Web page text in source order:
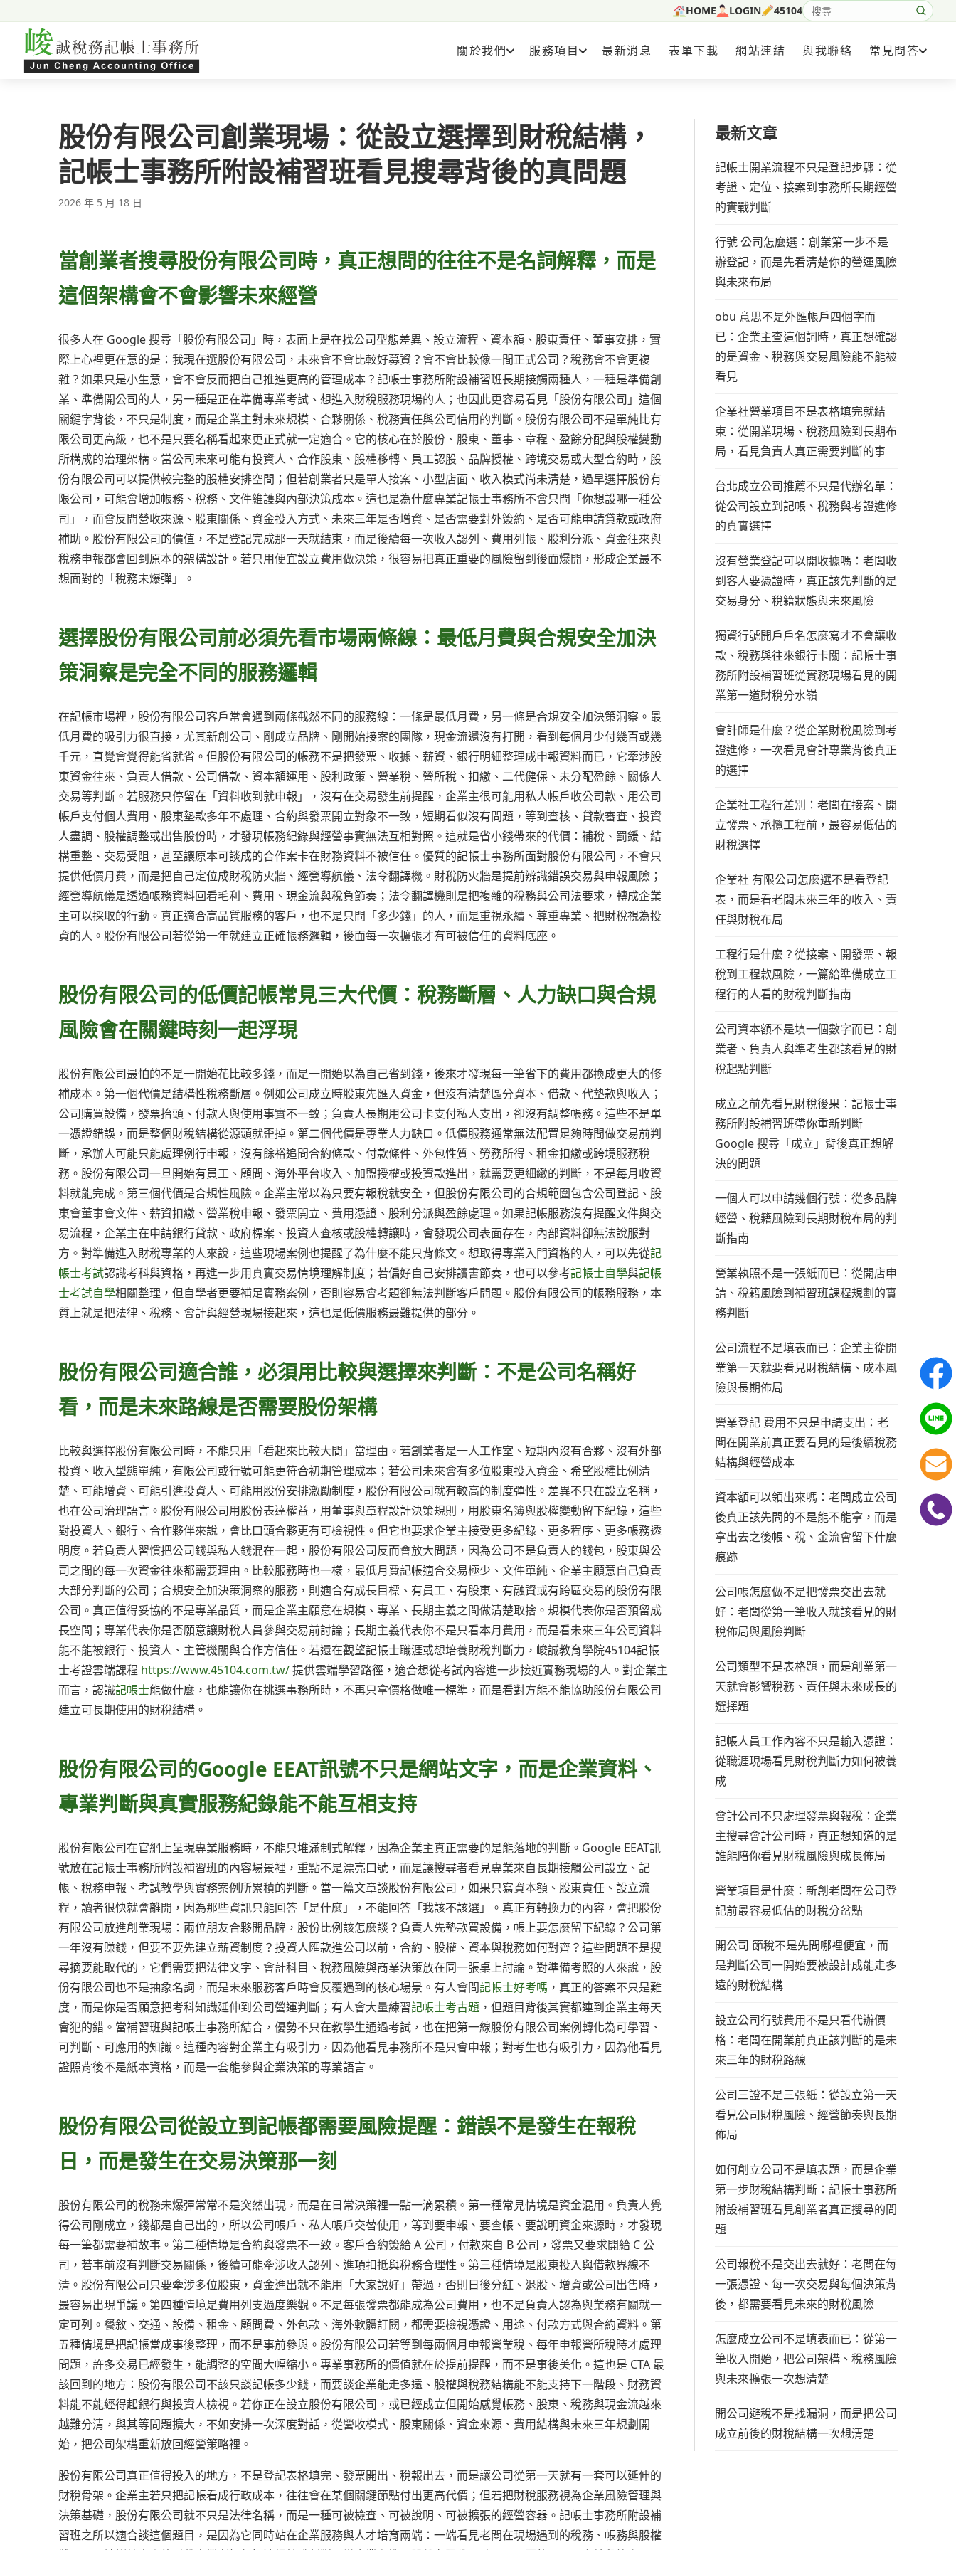
HOME LOGIN 45104
搜尋網站內容
關於我們
服務項目 最新消息 表單下載 網站連結 與我聯絡 常見問答
股份有限公司創業現場：從設立選擇到財稅結構，
記帳士事務所附設補習班看見搜尋背後的真問題
2026 年 5 月 18 日
當創業者搜尋股份有限公司時，真正想問的往往不是名詞解釋，而是
這個架構會不會影響未來經營
很多人在 Google 搜尋「股份有限公司」時，表面上是在找公司型態差異、設立流程、資本額、股東責任、董事安排，實
際上心裡更在意的是：我現在選股份有限公司，未來會不會比較好募資？會不會比較像一間正式公司？稅務會不會更複
雜？如果只是小生意，會不會反而把自己推進更高的管理成本？記帳士事務所附設補習班長期接觸兩種人，一種是準備創
業、準備開公司的人，另一種是正在準備專業考試、想進入財稅服務現場的人；也因此更容易看見「股份有限公司」這個
關鍵字背後，不只是制度，而是企業主對未來規模、合夥關係、稅務責任與公司信用的判斷。股份有限公司不是單純比有
限公司更高級，也不是只要名稱看起來更正式就一定適合。它的核心在於股份、股東、董事、章程、盈餘分配與股權變動
所構成的治理架構。當公司未來可能有投資人、合作股東、股權移轉、員工認股、品牌授權、跨境交易或大型合約時，股
份有限公司可以提供較完整的股權安排空間；但若創業者只是單人接案、小型店面、收入模式尚未清楚，過早選擇股份有
限公司，可能會增加帳務、稅務、文件維護與內部決策成本。這也是為什麼專業記帳士事務所不會只問「你想設哪一種公
司」，而會反問營收來源、股東關係、資金投入方式、未來三年是否增資、是否需要對外簽約、是否可能申請貸款或政府
補助。股份有限公司的價值，不是登記完成那一天就結束，而是後續每一次收入認列、費用列帳、股利分派、資金往來與
稅務申報都會回到原本的架構設計。若只用便宜設立費用做決策，很容易把真正重要的風險留到後面爆開，形成企業最不
想面對的「稅務未爆彈」。
選擇股份有限公司前必須先看市場兩條線：最低月費與合規安全加決
策洞察是完全不同的服務邏輯
在記帳市場裡，股份有限公司客戶常會遇到兩條截然不同的服務線：一條是最低月費，另一條是合規安全加決策洞察。最
低月費的吸引力很直接，尤其新創公司、剛成立品牌、剛開始接案的團隊，現金流還沒有打開，看到每個月少付幾百或幾
千元，直覺會覺得能省就省。但股份有限公司的帳務不是把發票、收據、薪資、銀行明細整理成申報資料而已，它牽涉股
東資金往來、負責人借款、公司借款、資本額運用、股利政策、營業稅、營所稅、扣繳、二代健保、未分配盈餘、關係人
交易等判斷。若服務只停留在「資料收到就申報」，沒有在交易發生前提醒，企業主很可能用私人帳戶收公司款、用公司
帳戶支付個人費用、股東墊款多年不處理、合約與發票開立對象不一致，短期看似沒有問題，等到查核、貸款審查、投資
人盡調、股權調整或出售股份時，才發現帳務紀錄與經營事實無法互相對照。這就是省小錢帶來的代價：補稅、罰鍰、結
構重整、交易受阻，甚至讓原本可談成的合作案卡在財務資料不被信任。優質的記帳士事務所面對股份有限公司，不會只
提供低價月費，而是把自己定位成財稅防火牆、經營導航儀、法令翻譯機。財稅防火牆是提前辨識錯誤交易與申報風險；
經營導航儀是透過帳務資料回看毛利、費用、現金流與稅負節奏；法令翻譯機則是把複雜的稅務與公司法要求，轉成企業
主可以採取的行動。真正適合高品質服務的客戶，也不是只問「多少錢」的人，而是重視永續、尊重專業、把財稅視為投
資的人。股份有限公司若從第一年就建立正確帳務邏輯，後面每一次擴張才有可被信任的資料底座。
股份有限公司的低價記帳常見三大代價：稅務斷層、人力缺口與合規
風險會在關鍵時刻一起浮現
股份有限公司最怕的不是一開始花比較多錢，而是一開始以為自己省到錢，後來才發現每一筆省下的費用都換成更大的修
補成本。第一個代價是結構性稅務斷層。例如公司成立時股東先匯入資金，但沒有清楚區分資本、借款、代墊款與收入；
公司購買設備，發票抬頭、付款人與使用事實不一致；負責人長期用公司卡支付私人支出，卻沒有調整帳務。這些不是單
一憑證錯誤，而是整個財稅結構從源頭就歪掉。第二個代價是專業人力缺口。低價服務通常無法配置足夠時間做交易前判
斷，承辦人可能只能處理例行申報，沒有餘裕追問合約條款、付款條件、外包性質、勞務所得、租金扣繳或跨境服務稅
務。股份有限公司一旦開始有員工、顧問、海外平台收入、加盟授權或投資款進出，就需要更細緻的判斷，不是每月收資
料就能完成。第三個代價是合規性風險。企業主常以為只要有報稅就安全，但股份有限公司的合規範圍包含公司登記、股
東會董事會文件、薪資扣繳、營業稅申報、發票開立、費用憑證、股利分派與盈餘處理。如果記帳服務沒有提醒文件與交
易流程，企業主在申請銀行貸款、政府標案、投資人查核或股權轉讓時，會發現公司表面存在，內部資料卻無法說服對
方。對準備進入財稅專業的人來說，這些現場案例也提醒了為什麼不能只背條文。想取得專業入門資格的人，可以先從記
帳士考試認識考科與資格，再進一步用真實交易情境理解制度；若偏好自己安排讀書節奏，也可以參考記帳士自學與記帳
士考試自學相關整理，但自學者更要補足實務案例，否則容易會考題卻無法判斷客戶問題。股份有限公司的帳務服務，本
質上就是把法律、稅務、會計與經營現場接起來，這也是低價服務最難提供的部分。
股份有限公司適合誰，必須用比較與選擇來判斷：不是公司名稱好
看，而是未來路線是否需要股份架構
比較與選擇股份有限公司時，不能只用「看起來比較大間」當理由。若創業者是一人工作室、短期內沒有合夥、沒有外部
投資、收入型態單純，有限公司或行號可能更符合初期管理成本；若公司未來會有多位股東投入資金、希望股權比例清
楚、可能增資、可能引進投資人、可能用股份安排激勵制度，股份有限公司就有較高的制度彈性。差異不只在設立名稱，
也在公司治理語言。股份有限公司用股份表達權益，用董事與章程設計決策規則，用股東名簿與股權變動留下紀錄，這些
對投資人、銀行、合作夥伴來說，會比口頭合夥更有可檢視性。但它也要求企業主接受更多紀錄、更多程序、更多帳務透
明度。若負責人習慣把公司錢與私人錢混在一起，股份有限公司反而會放大問題，因為公司不是負責人的錢包，股東與公
司之間的每一次資金往來都需要理由。比較服務時也一樣，最低月費記帳適合交易極少、文件單純、企業主願意自己負責
大部分判斷的公司；合規安全加決策洞察的服務，則適合有成長目標、有員工、有股東、有融資或有跨區交易的股份有限
公司。真正值得妥協的不是專業品質，而是企業主願意在規模、專業、長期主義之間做清楚取捨。規模代表你是否預留成
長空間；專業代表你是否願意讓財稅人員參與交易前討論；長期主義代表你不是只看本月費用，而是看未來三年公司資料
能不能被銀行、投資人、主管機關與合作方信任。若還在觀望記帳士職涯或想培養財稅判斷力，峻誠教育學院45104記帳
士考證雲端課程 https://www.45104.com.tw/提供雲端學習路徑，適合想從考試內容進一步接近實務現場的人。對企業主
而言，認識記帳士能做什麼，也能讓你在挑選事務所時，不再只拿價格做唯一標準，而是看對方能不能協助股份有限公司
建立可長期使用的財稅結構。
股份有限公司的Google EEAT訊號不只是網站文字，而是企業資料、
專業判斷與真實服務紀錄能不能互相支持
股份有限公司在官網上呈現專業服務時，不能只堆滿制式解釋，因為企業主真正需要的是能落地的判斷。Google EEAT訊
號放在記帳士事務所附設補習班的內容場景裡，重點不是漂亮口號，而是讓搜尋者看見專業來自長期接觸公司設立、記
帳、稅務申報、考試教學與實務案例所累積的判斷。當一篇文章談股份有限公司，如果只寫資本額、股東責任、設立流
程，讀者很快就會離開，因為那些資訊只能回答「是什麼」，不能回答「我該不該選」。真正有轉換力的內容，會把股份
有限公司放進創業現場：兩位朋友合夥開品牌，股份比例該怎麼談？負責人先墊款買設備，帳上要怎麼留下紀錄？公司第
一年沒有賺錢，但要不要先建立薪資制度？投資人匯款進公司以前，合約、股權、資本與稅務如何對齊？這些問題不是搜
尋摘要能取代的，它們需要把法律文字、會計科目、稅務風險與商業決策放在同一張桌上討論。對準備考照的人來說，股
份有限公司也不是抽象名詞，而是未來服務客戶時會反覆遇到的核心場景。有人會問記帳士好考嗎 ，真正的答案不只是難
度，而是你是否願意把考科知識延伸到公司營運判斷；有人會大量練習記帳士考古題 ，但題目背後其實都連到企業主每天
會犯的錯。當補習班與記帳士事務所結合，優勢不只在教學生通過考試，也在把第一線股份有限公司案例轉化為可學習、
可判斷、可應用的知識。這種內容對企業主有吸引力，因為他看見事務所不是只會申報；對考生也有吸引力，因為他看見
證照背後不是紙本資格，而是一套能參與企業決策的專業語言。
股份有限公司從設立到記帳都需要風險提醒：錯誤不是發生在報稅
日，而是發生在交易決策那一刻
股份有限公司的稅務未爆彈常常不是突然出現，而是在日常決策裡一點一滴累積。第一種常見情境是資金混用。負責人覺
得公司剛成立，錢都是自己出的，所以公司帳戶、私人帳戶交替使用，等到要申報、要查帳、要說明資金來源時，才發現
每一筆都需要補故事。第二種情境是合約與發票不一致。客戶合約簽給 A 公司，付款來自 B 公司，發票又要求開給 C 公
司，若事前沒有判斷交易關係，後續可能牽涉收入認列、進項扣抵與稅務合理性。第三種情境是股東投入與借款界線不
清。股份有限公司只要牽涉多位股東，資金進出就不能用「大家說好」帶過，否則日後分紅、退股、增資或公司出售時，
最容易出現爭議。第四種情境是費用列支過度樂觀。不是每張發票都能成為公司費用，也不是負責人認為與業務有關就一
定可列。餐敘、交通、設備、租金、顧問費、外包款、海外軟體訂閱，都需要檢視憑證、用途、付款方式與合約資料。第
五種情境是把記帳當成事後整理，而不是事前參與。股份有限公司若等到每兩個月申報營業稅、每年申報營所稅時才處理
問題，許多交易已經發生，能調整的空間大幅縮小。專業事務所的價值就在於提前提醒，而不是事後美化。這也是 CTA 最
該回到的地方：股份有限公司不該只談記帳多少錢，而要談企業能走多遠、股權與稅務結構能不能支持下一階段、財務資
料能不能經得起銀行與投資人檢視。若你正在設立股份有限公司，或已經成立但開始感覺帳務、股東、稅務與現金流越來
越難分清，與其等問題擴大，不如安排一次深度對話，從營收模式、股東關係、資金來源、費用結構與未來三年規劃開
始，把公司架構重新放回經營策略裡。
股份有限公司真正值得投入的地方，不是登記表格填完、發票開出、稅報出去，而是讓公司從第一天就有一套可以延伸的
財稅骨架。企業主若只把記帳看成行政成本，往往會在某個關鍵節點付出更高代價；但若把財稅服務視為企業風險管理與
決策基礎，股份有限公司就不只是法律名稱，而是一種可被檢查、可被說明、可被擴張的經營容器。記帳士事務所附設補
習班之所以適合談這個題目，是因為它同時站在企業服務與人才培育兩端：一端看見老闆在現場遇到的稅務、帳務與股權
最新文章
記帳士開業流程不只是登記步驟：從
考證、定位、接案到事務所長期經營
的實戰判斷
行號 公司怎麼選：創業第一步不是
辦登記，而是先看清楚你的營運風險
與未來布局
obu 意思不是外匯帳戶四個字而
已：企業主查這個詞時，真正想確認
的是資金、稅務與交易風險能不能被
看見
企業社營業項目不是表格填完就結
束：從開業現場、稅務風險到長期布
局，看見負責人真正需要判斷的事
台北成立公司推薦不只是代辦名單：
從公司設立到記帳、稅務與考證進修
的真實選擇
沒有營業登記可以開收據嗎：老闆收
到客人要憑證時，真正該先判斷的是
交易身分、稅籍狀態與未來風險
獨資行號開戶戶名怎麼寫才不會讓收
款、稅務與往來銀行卡關：記帳士事
務所附設補習班從實務現場看見的開
業第一道財稅分水嶺
會計師是什麼？從企業財稅風險到考
證進修，一次看見會計專業背後真正
的選擇
企業社工程行差別：老闆在接案、開
立發票、承攬工程前，最容易低估的
財稅選擇
企業社 有限公司怎麼選不是看登記
表，而是看老闆未來三年的收入、責
任與財稅布局
工程行是什麼？從接案、開發票、報
稅到工程款風險，一篇給準備成立工
程行的人看的財稅判斷指南
公司資本額不是填一個數字而已：創
業者、負責人與準考生都該看見的財
稅起點判斷
成立之前先看見財稅後果：記帳士事
務所附設補習班帶你重新判斷
Google 搜尋「成立」背後真正想解
決的問題
一個人可以申請幾個行號：從多品牌
經營、稅籍風險到長期財稅布局的判
斷指南
營業執照不是一張紙而已：從開店申
請、稅籍風險到補習班課程規劃的實
務判斷
公司流程不是填表而已：企業主從開
業第一天就要看見財稅結構、成本風
險與長期佈局
營業登記 費用不只是申請支出：老
闆在開業前真正要看見的是後續稅務
結構與經營成本
資本額可以領出來嗎：老闆成立公司
後真正該先問的不是能不能拿，而是
拿出去之後帳、稅、金流會留下什麼
痕跡
公司帳怎麼做不是把發票交出去就
好：老闆從第一筆收入就該看見的財
稅佈局與風險判斷
公司類型不是表格題，而是創業第一
天就會影響稅務、責任與未來成長的
選擇題
記帳人員工作內容不只是輸入憑證：
從職涯現場看見財稅判斷力如何被養
成
會計公司不只處理發票與報稅：企業
主搜尋會計公司時，真正想知道的是
誰能陪你看見財稅風險與成長佈局
營業項目是什麼：新創老闆在公司登
記前最容易低估的財稅分岔點
開公司 節稅不是先問哪裡便宜，而
是判斷公司一開始要被設計成能走多
遠的財稅結構
設立公司行號費用不是只看代辦價
格：老闆在開業前真正該判斷的是未
來三年的財稅路線
公司三證不是三張紙：從設立第一天
看見公司財稅風險、經營節奏與長期
佈局
如何創立公司不是填表題，而是企業
第一步財稅結構判斷：記帳士事務所
附設補習班看見創業者真正搜尋的問
題
公司報稅不是交出去就好：老闆在每
一張憑證、每一次交易與每個決策背
後，都需要看見未來的財稅風險
怎麼成立公司不是填表而已：從第一
筆收入開始，把公司架構、稅務風險
與未來擴張一次想清楚
開公司避稅不是找漏洞，而是把公司
成立前後的財稅結構一次想清楚